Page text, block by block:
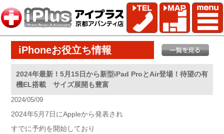
iPhoneお役立ち情報
2024年最新！5月15日から新型iPad ProとAir登場！待望の有
機EL搭載 サイズ展開も豊富
2024/05/09
2024年5月7日にAppleから発表され
すでに予約を開始しており